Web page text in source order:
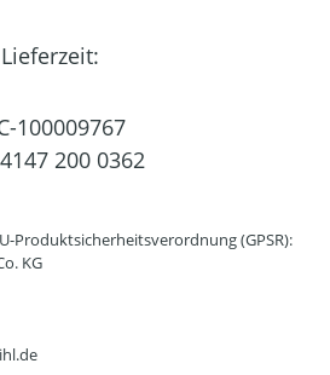
100009767
4147 200 0362
Produktsicherheitsverordnung (GPSR):
KG